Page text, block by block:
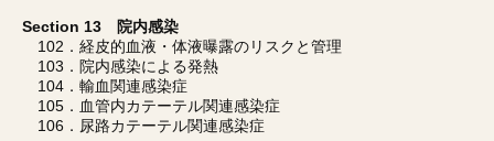
Section 13 院内感染
102．経皮的血液・体液曝露のリスクと管理
103．院内感染による発熱
104．輸血関連感染症
105．血管内カテーテル関連感染症
106．尿路カテーテル関連感染症